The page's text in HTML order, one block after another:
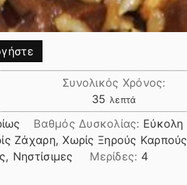
Συνολικός Χρόνος:
35 λεπτά
λεπτά
Βαθμός Δυσκολίας: Εύκολη
Ζάχαρη, Χωρίς Ξηρούς Καρπούς
Νηστίσιμες Μερίδες: 4